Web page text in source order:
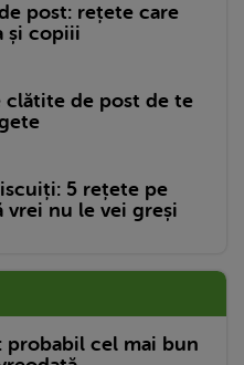
post: rețete care
și copiii
clătite de post de te
5 rețete pe
vrei nu le vei greși
probabil cel mai bun